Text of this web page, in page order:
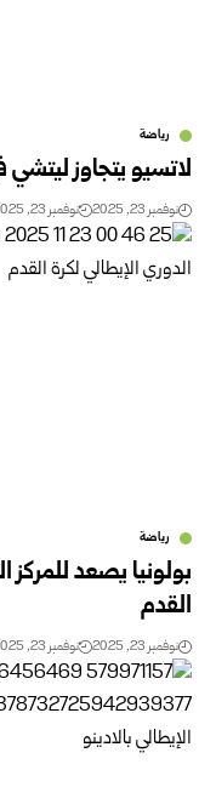
رياضة
لاتسيو يتجاوز ليتشي
نوفمبر 23, 2025 نوفمبر 23, 2025
رياضة
بولونيا يصعد للمركز
القدم
نوفمبر 23, 2025 نوفمبر 23, 2025